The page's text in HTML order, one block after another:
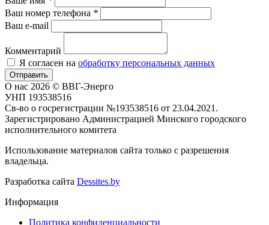
Ваш номер телефона *
Ваш e-mail
Комментарий
Я согласен на обработку персональных данных
Отправить
О нас 2026 © ВВГ-Энерго
УНП 193538516
Св-во о госрегистрации №193538516 от 23.04.2021.
Зарегистрировано Администрацией Минского городского
исполнительного комитета
Использование материалов сайта только с разрешения
владельца.
Разработка сайта Dessites.by
Информация
Политика конфиденциальности